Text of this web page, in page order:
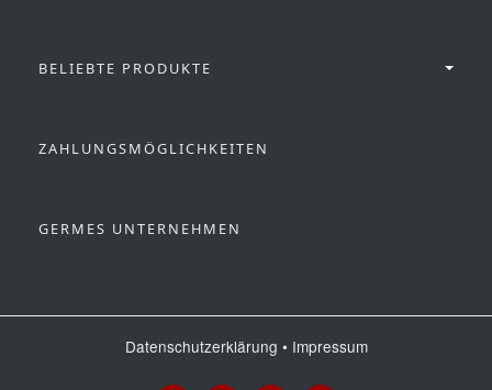
BELIEBTE PRODUKTE
ZAHLUNGSMÖGLICHKEITEN
GERMES UNTERNEHMEN
Datenschutzerklärung • Impressum